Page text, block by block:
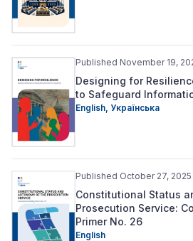
Published November 19,
Designing for
to Safeguard
English, Українська
Published October 27, 2025
Constitutional Status
Prosecution Service:
Primer No. 26
English